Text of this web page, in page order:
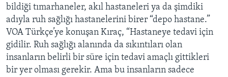
bildiği tımarhaneler, akıl hastaneleri ya da şimdiki
adıyla ruh sağlığı hastanelerini birer “depo hastane.”
VOA Türkçe’ye konuşan Kıraç, “Hastaneye tedavi için
gidilir. Ruh sağlığı alanında da sıkıntıları olan
insanların belirli bir süre için tedavi amaçlı gittikleri
bir yer olması gerekir. Ama bu insanların sadece